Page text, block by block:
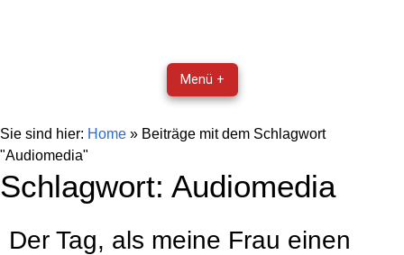
Menü +
Sie sind hier: Home » Beiträge mit dem Schlagwort
"Audiomedia"
Schlagwort: Audiomedia
Der Tag, als meine Frau einen